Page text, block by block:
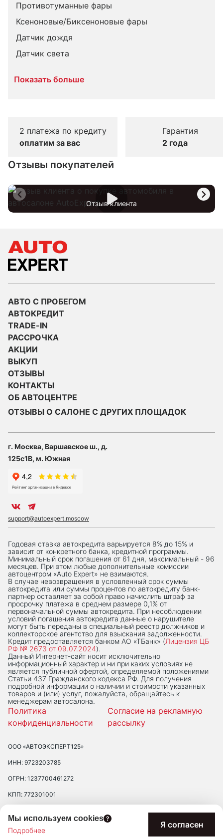
Противотуманные фары
Ксеноновые/Биксеноновые фары
Датчик дождя
Датчик света
Показать больше
2 платежа по кредиту
оплатим за вас
Гарантия
2 года
Отзывы покупателей
Отзыв клиента
Мы используем cookies
Подробнее
Я согласен
АВТО С ПРОБЕГОМ
АВТОКРЕДИТ
TRADE-IN
РАССРОЧКА
АКЦИИ
ВЫКУП
ОТЗЫВЫ
КОНТАКТЫ
ОБ АВТОЦЕНТРЕ
ОТЗЫВЫ О САЛОНЕ С ДРУГИХ ПЛОЩАДОК
г. Москва, Варшавское ш., д.
125с1В, м. Южная
support@autoexpert.moscow
Годовая ставка автокредита варьируется 8% до 15% и
зависит от конкретного банка, кредитной программы.
Минимальный срок погашения от 61 дня, максимальный - 96
месяцев. При этом любые дополнительные комиссии
автоцентром «Auto Expert» не взимаются.
В случае невозвращения в условленный срок суммы
автокредита или суммы процентов по автокредиту банк-
партнер оставляет за собой право начислить штраф за
просрочку платежа в среднем размере 0,1% от
первоначальной суммы автокредита. При несоблюдении
условий погашения автокредита данные о нарушителе
могут быть переданы в специальный реестр должников и
коллекторское агентство для взыскания задолженности.
Кредит предоставляется банком АО «ТБанк» (Лицензия ЦБ
РФ № 2673 от 09.07.2024).
Данный Интернет-сaйт носит исключительно
информационный характер и ни при каких условиях не
является публичной офертой, определяемой положениями
Статьи 437 Гражданского кодекса РФ. Для получения
подробной информации о наличии и стоимости указанных
товаров и (или) услуг, пожалуйста, обращайтесь к
менеджерам автосалона.
Политика
конфиденциальности
Согласие на рекламную
рассылку
ООО «АВТОЭКСПЕРТ125»
ИНН: 9723203785
ОГРН: 1237700461272
КПП: 772301001
47, ПОМ. 2/Н